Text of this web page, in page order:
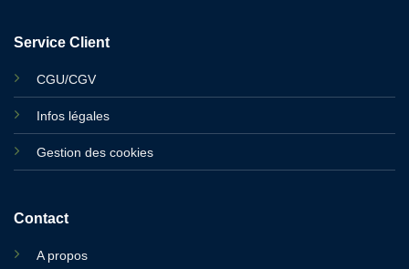
Service Client
CGU/CGV
Infos légales
Gestion des cookies
Contact
A propos